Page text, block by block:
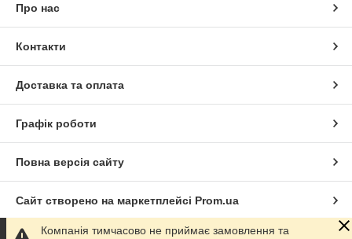
Про нас
Контакти
Доставка та оплата
Графік роботи
Повна версія сайту
Сайт створено на маркетплейсі Prom.ua
Компанія тимчасово не приймає замовлення та